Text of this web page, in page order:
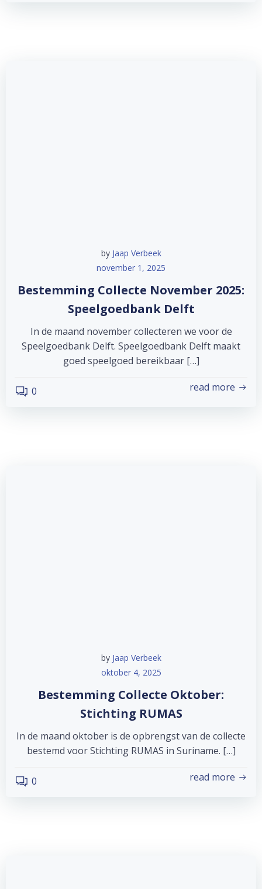
by Jaap Verbeek
november 1, 2025
Bestemming Collecte November 2025:
Speelgoedbank Delft
In de maand november collecteren we voor de
Speelgoedbank Delft. Speelgoedbank Delft maakt
goed speelgoed bereikbaar […]
0 read more
by Jaap Verbeek
oktober 4, 2025
Bestemming Collecte Oktober:
Stichting RUMAS
In de maand oktober is de opbrengst van de collecte
bestemd voor Stichting RUMAS in Suriname. […]
0 read more